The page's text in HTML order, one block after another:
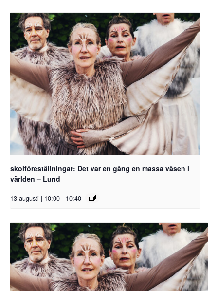
skolföreställningar: Det var en gång en massa väsen i
världen – Lund
13 augusti | 10:00 - 10:40